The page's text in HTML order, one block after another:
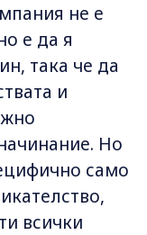
не е
е да я
така че да
и
Но
само
всички